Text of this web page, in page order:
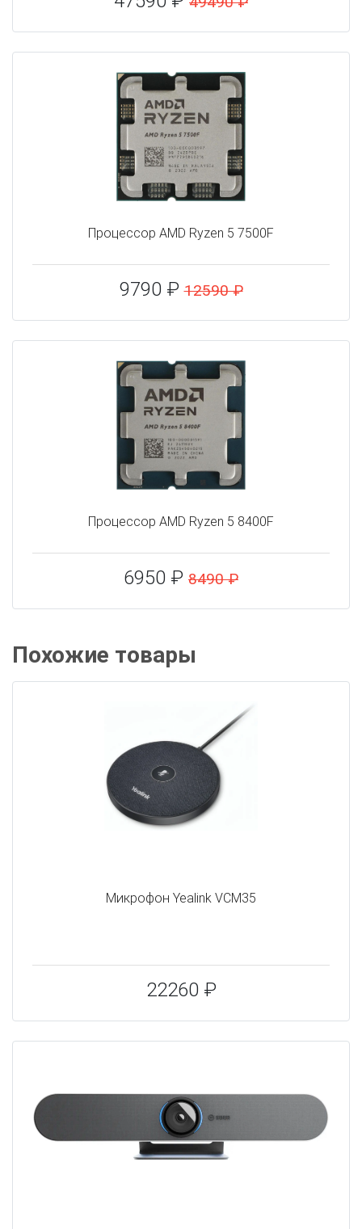
Процессор AMD Ryzen 5 7500F
9790 ₽12590 ₽
Процессор AMD Ryzen 5 8400F
6950 ₽ 8490 ₽
Похожие товары
Микрофон Yealink VCM35
22260 ₽